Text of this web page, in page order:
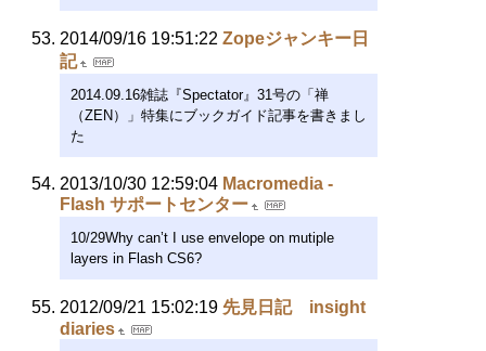
2014/09/16 19:51:22 Zopeジャンキー日
記
2014.09.16雑誌『Spectator』31号の「禅
（ZEN）」特集にブックガイド記事を書きまし
た
2013/10/30 12:59:04 Macromedia -
Flash サポートセンター
10/29Why can’t I use envelope on mutiple
layers in Flash CS6?
2012/09/21 15:02:19 先見日記 insight
diaries